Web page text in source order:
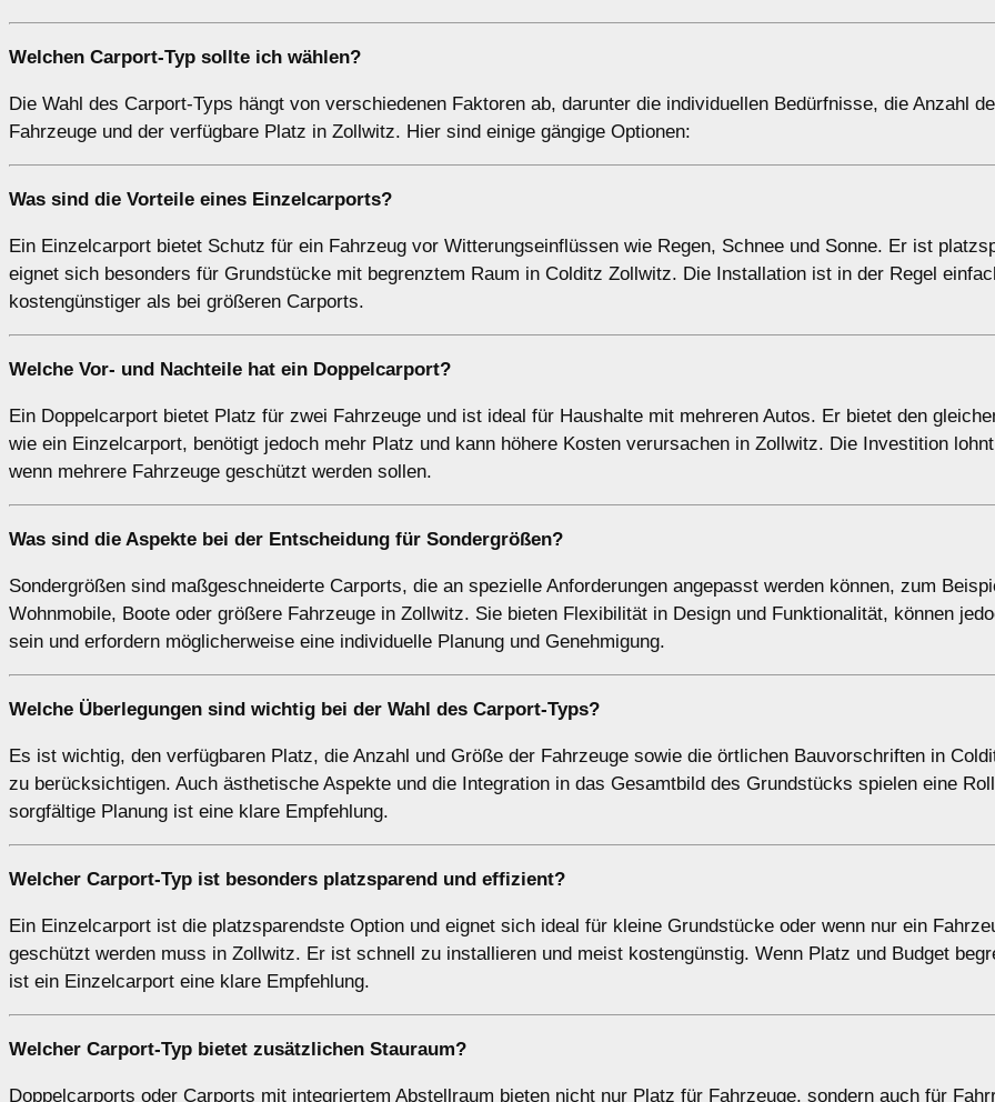
Welchen Carport-Typ sollte ich wählen?
Die Wahl des Carport-Typs hängt von verschiedenen Faktoren ab, darunter die individuellen Bedürfnisse, die Anzahl
Fahrzeuge und der verfügbare Platz in Zollwitz. Hier sind einige gängige Optionen:
Was sind die Vorteile eines Einzelcarports?
Ein Einzelcarport bietet Schutz für ein Fahrzeug vor Witterungseinflüssen wie Regen, Schnee und Sonne. Er ist
eignet sich besonders für Grundstücke mit begrenztem Raum in Colditz Zollwitz. Die Installation ist in der Regel
kostengünstiger als bei größeren Carports.
Welche Vor- und Nachteile hat ein Doppelcarport?
Ein Doppelcarport bietet Platz für zwei Fahrzeuge und ist ideal für Haushalte mit mehreren Autos. Er bietet den
wie ein Einzelcarport, benötigt jedoch mehr Platz und kann höhere Kosten verursachen in Zollwitz. Die Investition
wenn mehrere Fahrzeuge geschützt werden sollen.
Was sind die Aspekte bei der Entscheidung für Sondergrößen?
Sondergrößen sind maßgeschneiderte Carports, die an spezielle Anforderungen angepasst werden können, zum
Wohnmobile, Boote oder größere Fahrzeuge in Zollwitz. Sie bieten Flexibilität in Design und Funktionalität, können
sein und erfordern möglicherweise eine individuelle Planung und Genehmigung.
Welche Überlegungen sind wichtig bei der Wahl des Carport-Typs?
Es ist wichtig, den verfügbaren Platz, die Anzahl und Größe der Fahrzeuge sowie die örtlichen Bauvorschriften in
zu berücksichtigen. Auch ästhetische Aspekte und die Integration in das Gesamtbild des Grundstücks spielen eine
sorgfältige Planung ist eine klare Empfehlung.
Welcher Carport-Typ ist besonders platzsparend und effizient?
Ein Einzelcarport ist die platzsparendste Option und eignet sich ideal für kleine Grundstücke oder wenn nur ein
geschützt werden muss in Zollwitz. Er ist schnell zu installieren und meist kostengünstig. Wenn Platz und Budget
ist ein Einzelcarport eine klare Empfehlung.
Welcher Carport-Typ bietet zusätzlichen Stauraum?
Doppelcarports oder Carports mit integriertem Abstellraum bieten nicht nur Platz für Fahrzeuge, sondern auch für